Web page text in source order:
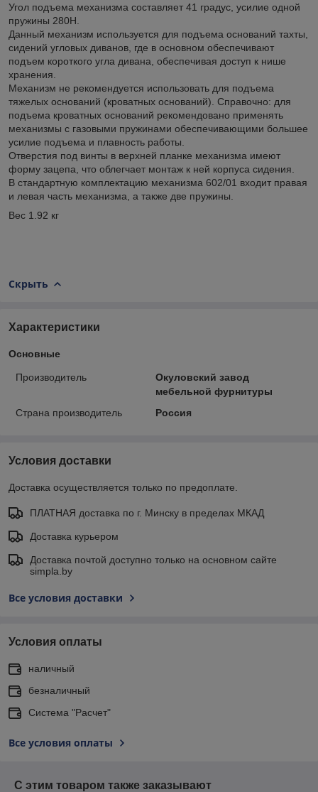
Угол подъема механизма составляет 41 градус, усилие одной
пружины 280Н.
Данный механизм используется для подъема оснований тахты,
сидений угловых диванов, где в основном обеспечивают
подъем короткого угла дивана, обеспечивая доступ к нише
хранения.
Механизм не рекомендуется использовать для подъема
тяжелых оснований (кроватных оснований). Справочно: для
подъема кроватных оснований рекомендовано применять
механизмы с газовыми пружинами обеспечивающими большее
усилие подъема и плавность работы.
Отверстия под винты в верхней планке механизма имеют
форму зацепа, что облегчает монтаж к ней корпуса сидения.
В стандартную комплектацию механизма 602/01 входит правая
и левая часть механизма, а также две пружины.
Вес 1.92 кг
Скрыть
Характеристики
Основные
Производитель
Окуловский завод
мебельной фурнитуры
Страна производитель
Россия
Условия доставки
Доставка осуществляется только по предоплате.
ПЛАТНАЯ доставка по г. Минску в пределах МКАД
Доставка курьером
Доставка почтой доступно только на основном сайте
simpla.by
Все условия доставки
Условия оплаты
наличный
безналичный
Система "Расчет"
Все условия оплаты
С этим товаром также заказывают